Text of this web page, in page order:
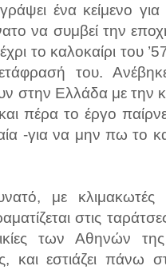
ένα κείμενο
να συμβεί την
το καλοκαίρι του
του.
στην Ελλάδα με
πέρα το έργο
-για να μην πω το
με κλιμακωτές
στις
των Αθηνών
και εστιάζει πάνω